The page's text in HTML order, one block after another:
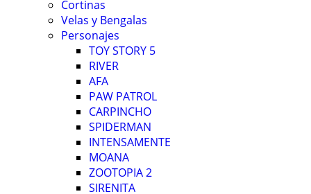
Cortinas
Velas y Bengalas
Personajes
TOY STORY 5
RIVER
AFA
PAW PATROL
CARPINCHO
SPIDERMAN
INTENSAMENTE
MOANA
ZOOTOPIA 2
SIRENITA